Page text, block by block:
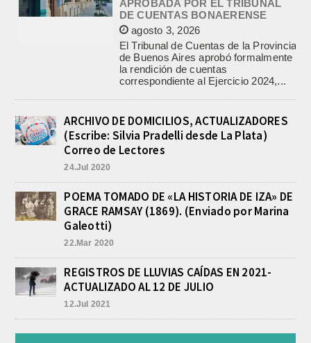
agosto 3, 2026
El Tribunal de Cuentas de la Provincia
de Buenos Aires aprobó formalmente
la rendición de cuentas
correspondiente al Ejercicio 2024,...
PRE-FEDERAL MASCULINO DE
BASQUET EN CADETES:
ATHLETIC JUEGA EL
agosto 6, 2026
Por el torneo Pre-federal de Básquet,
el equipo de Cadetes de Athletic, logró
se...
INFORME DE DEFENSA CIVIL
LOBOS, COLABORACION EN LA
En las primeras horas de la tarde del
martes, el Intendente Jorge
Etcheverry recibió, por parte de su
TRES LESIONADOS POR EL
ARCHIVO DE DOMICILIOS, ACTUALIZADORES
(Escribe: Silvia Pradelli desde La Plata)
Correo de Lectores
24.Jul 2020
POEMA TOMADO DE «LA HISTORIA DE IZA» DE
GRACE RAMSAY (1869). (Enviado por Marina
Galeotti)
22.Mar 2020
REGISTROS DE LLUVIAS CAÍDAS EN 2021-
ACTUALIZADO AL 12 DE JULIO
12.Jul 2021